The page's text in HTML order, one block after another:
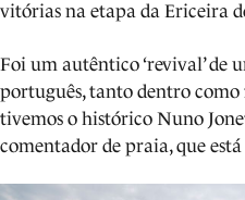
vitórias na etapa da Ericeira
Foi um autêntico ‘revival’ de
português, tanto dentro como
tivemos o histórico Nuno
comentador de praia, que